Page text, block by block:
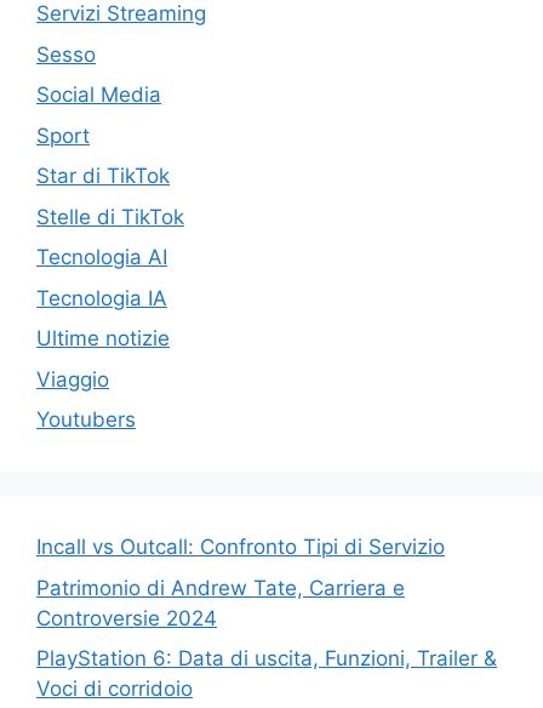
Servizi Streaming
Sesso
Social Media
Sport
Star di TikTok
Stelle di TikTok
Tecnologia AI
Tecnologia IA
Ultime notizie
Viaggio
Youtubers
Incall vs Outcall: Confronto Tipi di Servizio
Patrimonio di Andrew Tate, Carriera e
Controversie 2024
PlayStation 6: Data di uscita, Funzioni, Trailer &
Voci di corridoio